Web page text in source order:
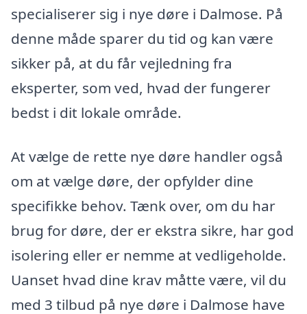
specialiserer sig i nye døre i Dalmose. På
denne måde sparer du tid og kan være
sikker på, at du får vejledning fra
eksperter, som ved, hvad der fungerer
bedst i dit lokale område.
At vælge de rette nye døre handler også
om at vælge døre, der opfylder dine
specifikke behov. Tænk over, om du har
brug for døre, der er ekstra sikre, har god
isolering eller er nemme at vedligeholde.
Uanset hvad dine krav måtte være, vil du
med 3 tilbud på nye døre i Dalmose have